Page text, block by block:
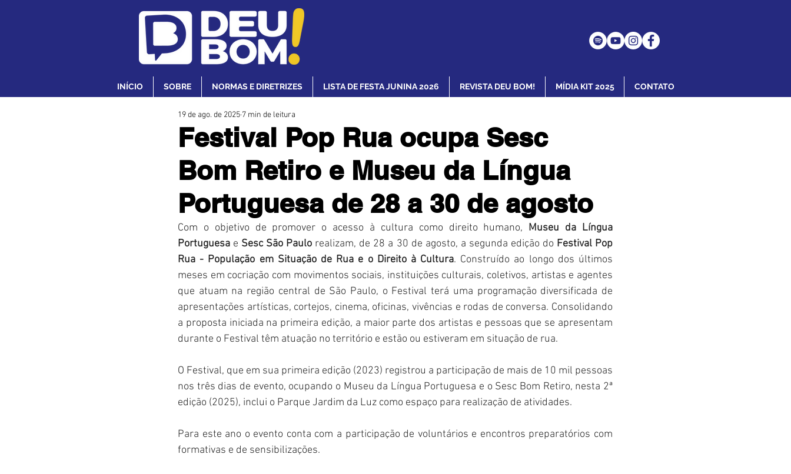
INÍCIO SOBRE NORMAS E DIRETRIZES LISTA DE FESTA JUNINA 2026 REVISTA DEU BOM! MÍDIA KIT 2025 CONTATO
Festival Pop Rua ocupa Sesc
Bom Retiro e Museu da Língua
Portuguesa de 28 a 30 de agosto
19 de ago. de 2025 7 min de leitura
Com o objetivo de promover o acesso à cultura como direito humano, Museu da Língua
Portuguesa e Sesc São Paulo realizam, de 28 a 30 de agosto, a segunda edição do Festival Pop
Rua - População em Situação de Rua e o Direito à Cultura. Construído ao longo dos últimos
meses em cocriação com movimentos sociais, instituições culturais, coletivos, artistas e agentes
que atuam na região central de São Paulo, o Festival terá uma programação diversificada de
apresentações artísticas, cortejos, cinema, oficinas, vivências e rodas de conversa. Consolidando
a proposta iniciada na primeira edição, a maior parte dos artistas e pessoas que se apresentam
durante o Festival têm atuação no território e estão ou estiveram em situação de rua.
O Festival, que em sua primeira edição (2023) registrou a participação de mais de 10 mil pessoas
nos três dias de evento, ocupando o Museu da Língua Portuguesa e o Sesc Bom Retiro, nesta 2ª
edição (2025), inclui o Parque Jardim da Luz como espaço para realização de atividades.
Para este ano o evento conta com a participação de voluntários e encontros preparatórios com
formativas e de sensibilizações.